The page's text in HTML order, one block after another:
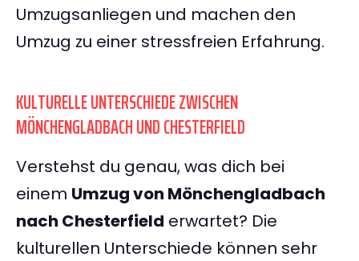
Umzugsanliegen und machen den
Umzug zu einer stressfreien Erfahrung.
KULTURELLE UNTERSCHIEDE ZWISCHEN
MÖNCHENGLADBACH UND CHESTERFIELD
Verstehst du genau, was dich bei
einem Umzug von Mönchengladbach
nach Chesterfield erwartet? Die
kulturellen Unterschiede können sehr